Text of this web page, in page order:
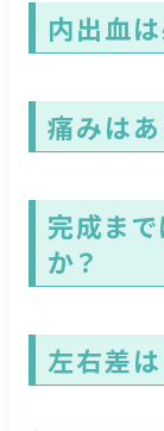
内出血
痛みはあ
完成ま
か？
左右差は